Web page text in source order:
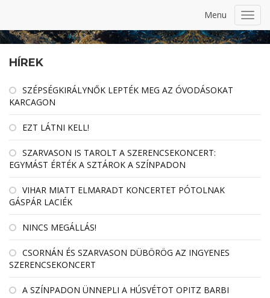
Menu
HÍREK
SZÉPSÉGKIRÁLYNŐK LEPTÉK MEG AZ ÓVODÁSOKAT
KARCAGON
EZT LÁTNI KELL!
SZARVASON IS TAROLT A SZERENCSEKONCERT:
EGYMÁST ÉRTÉK A SZTÁROK A SZÍNPADON
VIHAR MIATT ELMARADT KONCERTET PÓTOLNAK
GÁSPÁR LACIÉK
NINCS MEGÁLLÁS!
CSORNÁN ÉS SZARVASON DÜBÖRÖG AZ INGYENES
SZERENCSEKONCERT
A SZÍNPADON ÜNNEPLI A HÚSVÉTOT OPITZ BARBI